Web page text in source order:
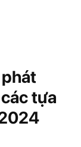
tựa